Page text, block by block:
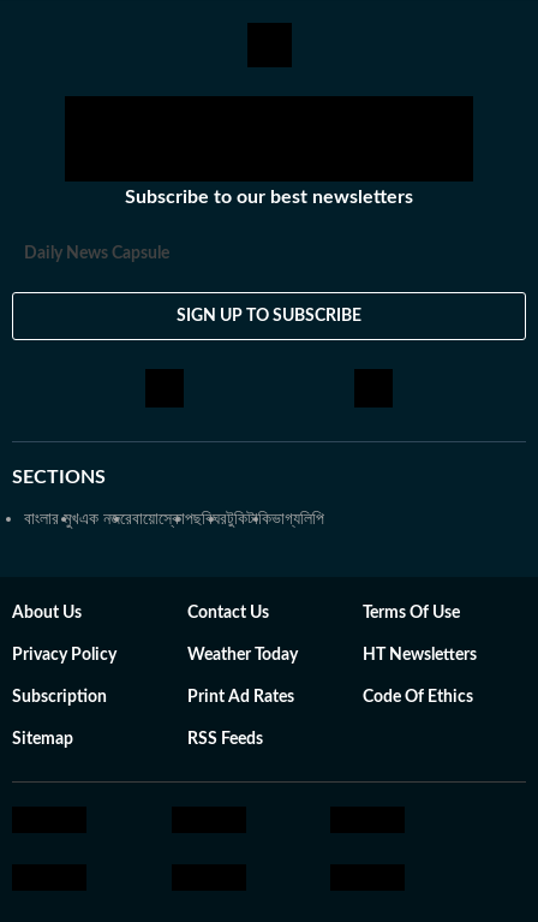
Subscribe to our best newsletters
Daily News Capsule
SIGN UP TO SUBSCRIBE
SECTIONS
বাংলার মুখএক নজরেবায়োস্কোপছবিঘরটুকিটাকিভাগ্যলিপি
About Us Contact Us Terms Of Use
Privacy Policy Weather Today HT Newsletters
Subscription Print Ad Rates Code Of Ethics
Sitemap RSS Feeds